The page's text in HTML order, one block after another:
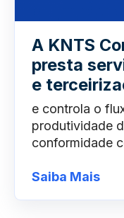
A KNTS
presta
e
e controla o
produtividade
conformidade
Saiba Mais